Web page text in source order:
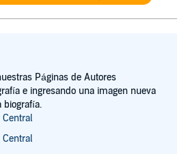
Páginas de Autores
e ingresando una imagen nueva
biografía.